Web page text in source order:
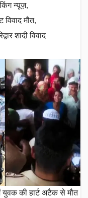
न्यूज़,
विवाद मौत,
शादी विवाद
में युवक की हार्ट अटैक से मौत